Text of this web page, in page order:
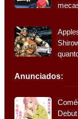
Anunciados: